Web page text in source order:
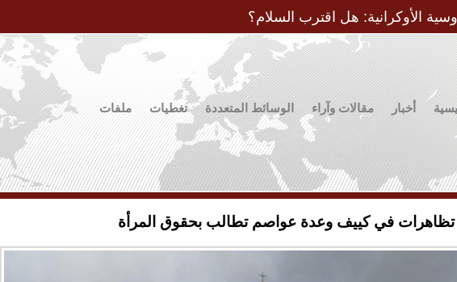
الأوكرانية: هل اقترب السلام؟
أخبار مقالات وآراء الوسائط المتعددة تغطيات ملفات
في كييف وعدة عواصم تطالب بحقوق المرأة